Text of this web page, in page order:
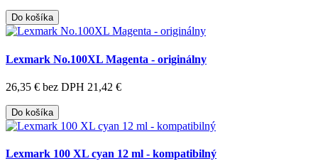
Do košíka
Lexmark No.100XL Magenta - originálny
26,35 € bez DPH 21,42 €
Do košíka
Lexmark 100 XL cyan 12 ml - kompatibilný